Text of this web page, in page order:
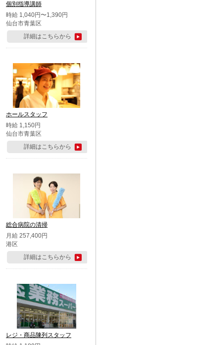
個別指導講師
時給 1,040円〜1,390円
仙台市青葉区
詳細はこちらから
ホールスタッフ
時給 1,150円
仙台市青葉区
詳細はこちらから
総合病院の清掃
月給 257,400円
港区
詳細はこちらから
レジ・商品陳列スタッフ